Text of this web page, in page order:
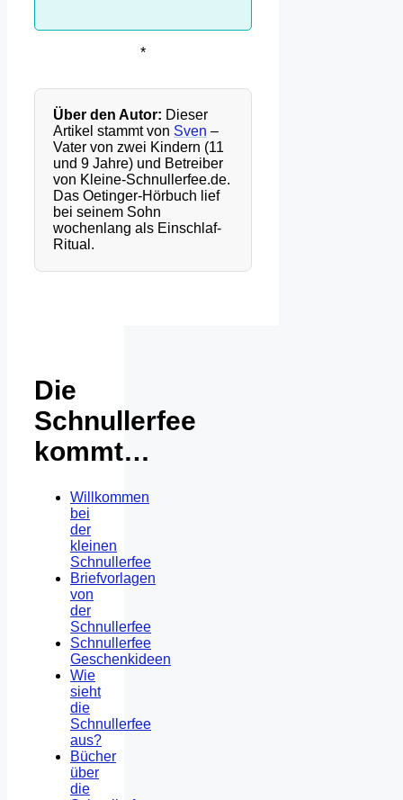
*
Über den Autor: Dieser
Artikel stammt von Sven –
Vater von zwei Kindern (11
und 9 Jahre) und Betreiber
von Kleine-Schnullerfee.de.
Das Oetinger-Hörbuch lief
bei seinem Sohn
wochenlang als Einschlaf-
Ritual.
Die
Schnullerfee
kommt…
Willkommen
bei
der
kleinen
Schnullerfee
Briefvorlagen
von
der
Schnullerfee
Schnullerfee
Geschenkideen
Wie
sieht
die
Schnullerfee
aus?
Bücher
über
die